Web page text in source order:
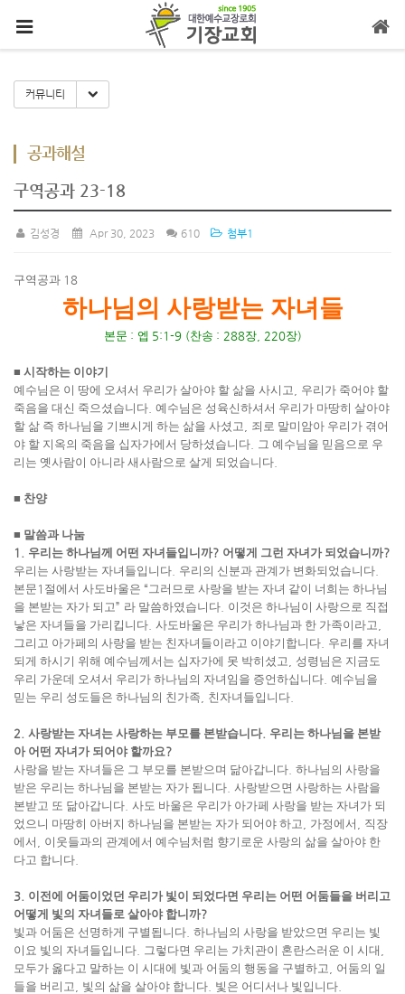
커뮤니티 Toggle Dropdown
공과해설
구역공과 23-18
김성경 Apr 30, 2023 610 첨부1
구역공과 18
하나님의 사랑받는 자녀들
본문 : 엡 5:1-9 (찬송 : 288장, 220장)
■ 시작하는 이야기
예수님은 이 땅에 오셔서 우리가 살아야 할 삶을 사시고
우리가 죽어야 할
죽음을 대신 죽으셨습니다 예수님은 성육신하셔서 우리가 마땅히 살아야
할 삶 즉 하나님을 기쁘시게 하는 삶을 사셨고
죄로 말미암아 우리가 겪어
야 할 지옥의 죽음을 십자가에서 당하셨습니다 그 예수님을 믿음으로 우
리는 옛사람이 아니라 새사람으로 살게 되었습니다
■ 찬양
■ 말씀과 나눔
1. 우리는 하나님께 어떤 자녀들입니까? 어떻게 그런 자녀가 되었습니까?
우리는 사랑받는 자녀들입니다 우리의 신분과 관계가 변화되었습니다
본문 1 절에서 사도바울은 “그러므로 사랑을 받는 자녀 같이 너희는 하나님
을 본받는 자가 되고” 라 말씀하였습니다 이것은 하나님이 사랑으로 직접
낳은 자녀들을 가리킵니다 사도바울은 우리가 하나님과 한 가족이라고
그리고 아가페의 사랑을 받는 친자녀들이라고 이야기합니다 우리를 자녀
되게 하시기 위해 예수님께서는 십자가에 못 박히셨고
성령님은 지금도
우리 가운데 오셔서 우리가 하나님의 자녀임을 증언하십니다 예수님을
믿는 우리 성도들은 하나님의 친가족
친자녀들입니다
2. 사랑받는 자녀는 사랑하는 부모를 본받습니다. 우리는 하나님을 본받
아 어떤 자녀가 되어야 할까요?
사랑을 받는 자녀들은 그 부모를 본받으며 닮아갑니다 하나님의 사랑을
받은 우리는 하나님을 본받는 자가 됩니다 사랑받으면 사랑하는 사람을
본받고 또 닮아갑니다 사도 바울은 우리가 아가페 사랑을 받는 자녀가 되
었으니 마땅히 아버지 하나님을 본받는 자가 되어야 하고
가정에서
직장
에서
이웃들과의 관계에서 예수님처럼 향기로운 사랑의 삶을 살아야 한
다고 합니다
3. 이전에 어둠이었던 우리가 빛이 되었다면 우리는 어떤 어둠들을 버리고
어떻게 빛의 자녀들로 살아야 합니까?
빛과 어둠은 선명하게 구별됩니다 하나님의 사랑을 받았으면 우리는 빛
이요 빛의 자녀들입니다 그렇다면 우리는 가치관이 혼란스러운 이 시대
모두가 옳다고 말하는 이 시대에 빛과 어둠의 행동을 구별하고
어둠의 일
들을 버리고
빛의 삶을 살아야 합니다 빛은 어디서나 빛입니다